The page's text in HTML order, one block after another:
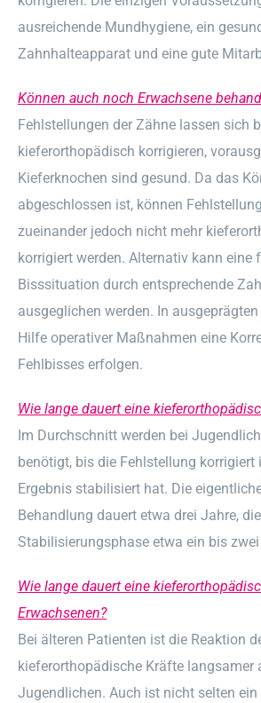
ausreichende Mundhygiene, ein
Zahnhalteapparat und eine gute
Können auch noch Erwachsene
Fehlstellungen der Zähne lassen sich
kieferorthopädisch korrigieren,
Kieferknochen sind gesund. Da das
abgeschlossen ist, können
zueinander jedoch nicht mehr
korrigiert werden. Alternativ kann eine
Bisssituation durch entsprechende
ausgeglichen werden. In
Hilfe operativer Maßnahmen eine
Fehlbisses erfolgen.
Wie lange dauert eine
Im Durchschnitt werden bei
benötigt, bis die Fehlstellung
Ergebnis stabilisiert hat. Die
Behandlung dauert etwa drei Jahre, die
Stabilisierungsphase etwa ein bis
Wie lange dauert eine
Erwachsenen?
Bei älteren Patienten ist die Reaktion
kieferorthopädische Kräfte langsamer
Jugendlichen. Auch ist nicht selten